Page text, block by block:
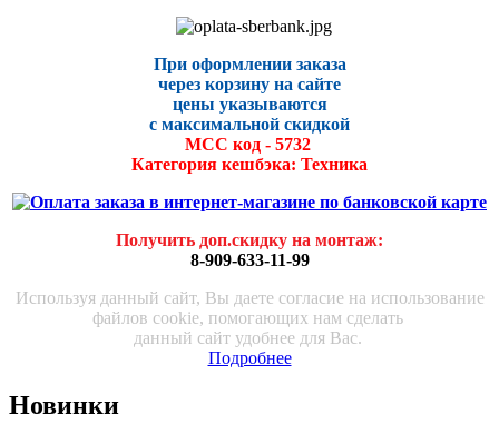
При оформлении заказа
через корзину на сайте
цены указываются
с максимальной скидкой
МСС код - 5732
Категория кешбэка: Техника
Получить доп.скидку на монтаж:
8-909-633-11-99
Используя данный сайт, Вы даете согласие на использование
файлов cookie, помогающих нам сделать
данный сайт удобнее для Вас.
Подробнее
Новинки